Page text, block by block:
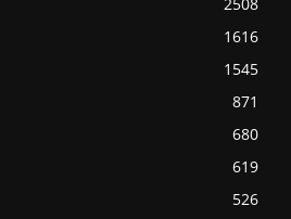
1616
1545
871
680
619
526